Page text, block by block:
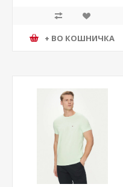
+ ВО КОШНИЧКА